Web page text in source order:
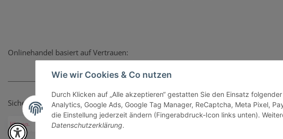
Wie wir Cookies & Co nutzen
Durch Klicken auf „Alle akzeptieren“ gestatten Sie den Einsatz
Analytics, Google Ads, Google Tag Manager, ReCaptcha, Meta Pixel,
die Einstellung jederzeit ändern (Fingerabdruck-Icon links unten).
Datenschutzerklärung.
Onlinehandel basiert auf Vertrauen:
Sicher bezahlen via: